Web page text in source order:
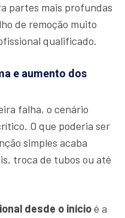
partes mais profundas
de remoção muito
qualificado.
e aumento dos
falha, o cenário
O que poderia ser
simples acaba
troca de tubos ou até
desde o inícioé a